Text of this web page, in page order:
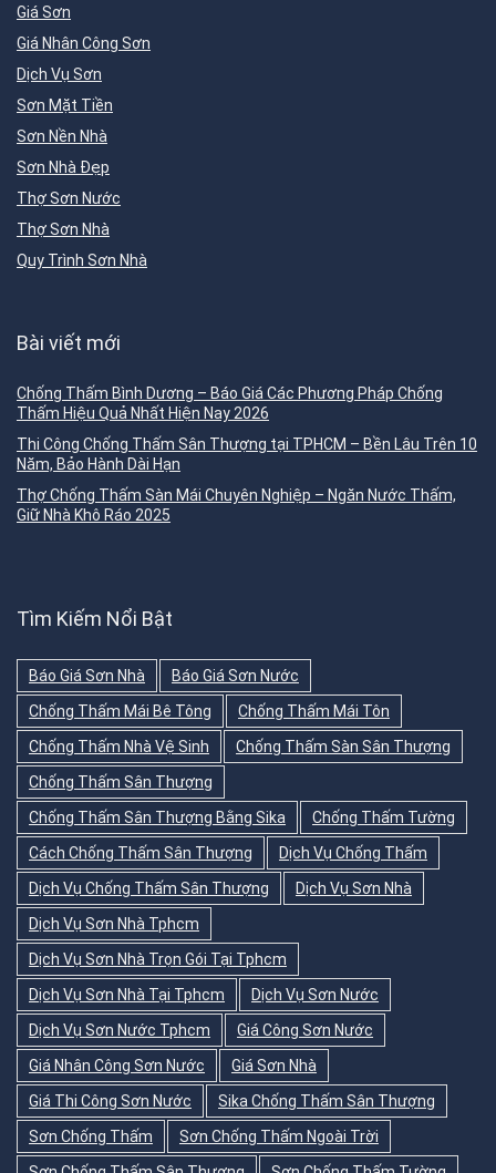
Giá Sơn
Giá Nhân Công Sơn
Dịch Vụ Sơn
Sơn Mặt Tiền
Sơn Nền Nhà
Sơn Nhà Đẹp
Thợ Sơn Nước
Thợ Sơn Nhà
Quy Trình Sơn Nhà
Bài viết mới
Chống Thấm Bình Dương – Báo Giá Các Phương Pháp Chống
Thấm Hiệu Quả Nhất Hiện Nay 2026
Thi Công Chống Thấm Sân Thượng tại TPHCM – Bền Lâu Trên 10
Năm, Bảo Hành Dài Hạn
Thợ Chống Thấm Sàn Mái Chuyên Nghiệp – Ngăn Nước Thấm,
Giữ Nhà Khô Ráo 2025
Tìm Kiếm Nổi Bật
Báo Giá Sơn Nhà
Báo Giá Sơn Nước
Chống Thấm Mái Bê Tông
Chống Thấm Mái Tôn
Chống Thấm Nhà Vệ Sinh
Chống Thấm Sàn Sân Thượng
Chống Thấm Sân Thượng
Chống Thấm Sân Thượng Bằng Sika
Chống Thấm Tường
Cách Chống Thấm Sân Thượng
Dịch Vụ Chống Thấm
Dịch Vụ Chống Thấm Sân Thượng
Dịch Vụ Sơn Nhà
Dịch Vụ Sơn Nhà Tphcm
Dịch Vụ Sơn Nhà Trọn Gói Tại Tphcm
Dịch Vụ Sơn Nhà Tại Tphcm
Dịch Vụ Sơn Nước
Dịch Vụ Sơn Nước Tphcm
Giá Công Sơn Nước
Giá Nhân Công Sơn Nước
Giá Sơn Nhà
Giá Thi Công Sơn Nước
Sika Chống Thấm Sân Thượng
Sơn Chống Thấm
Sơn Chống Thấm Ngoài Trời